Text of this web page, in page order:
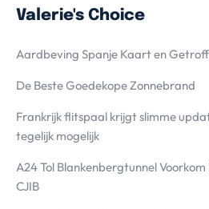
Valerie's Choice
Aardbeving Spanje Kaart en
De Beste Goedekope Zonnebrand
Frankrijk flitspaal krijgt slimme
tegelijk mogelijk
A24 Tol Blankenbergtunnel
CJIB